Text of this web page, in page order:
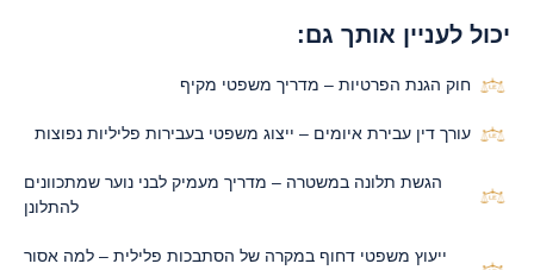
יכול לעניין אותך גם:
חוק הגנת הפרטיות – מדריך משפטי מקיף
עורך דין עבירת איומים – ייצוג משפטי בעבירות פליליות נפוצות
הגשת תלונה במשטרה – מדריך מעמיק לבני נוער שמתכוונים
להתלונן
ייעוץ משפטי דחוף במקרה של הסתבכות פלילית – למה אסור